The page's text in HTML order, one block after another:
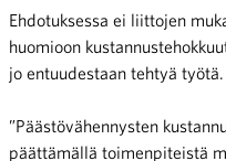
Ehdotuksessa ei liittojen
huomioon
jo entuudestaan tehtyä työtä.
”Päästövähennysten
päättämällä toimenpiteistä